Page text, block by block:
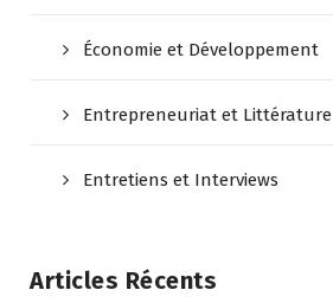
Économie et Développement
Entrepreneuriat et Littérature
Entretiens et Interviews
Articles Récents